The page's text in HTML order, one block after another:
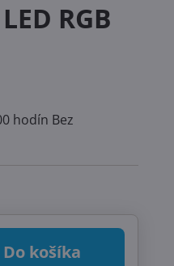
RGB
hodín Bez
Do košíka